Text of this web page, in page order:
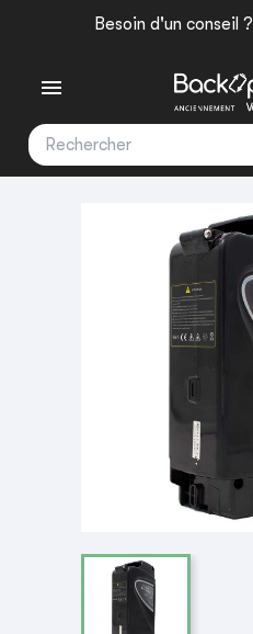
Besoin d'un conseil ?
